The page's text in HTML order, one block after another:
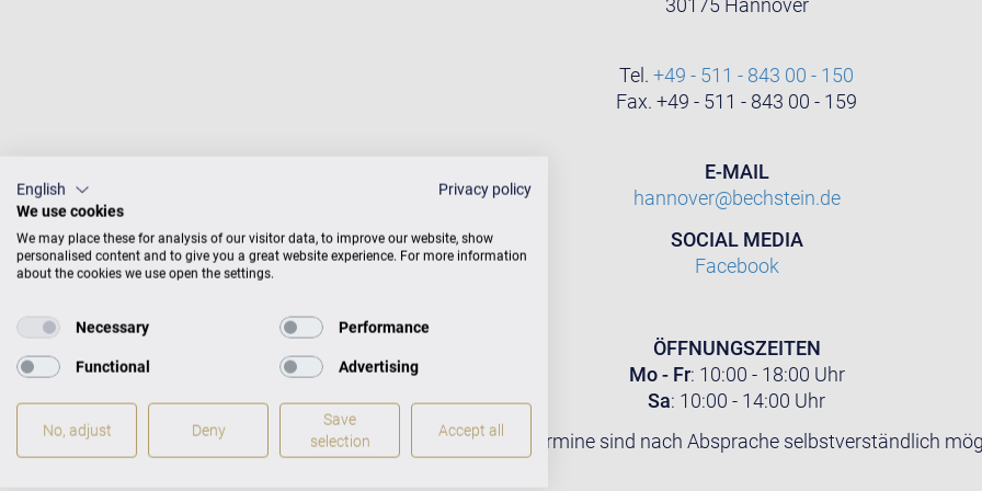
30175 Hannover
Tel. +49 - 511 - 843 00 - 150
Fax. +49 - 511 - 843 00 - 159
E-MAIL
hannover@bechstein.de
SOCIAL MEDIA
Facebook
ÖFFNUNGSZEITEN
Mo - Fr: 10:00 - 18:00 Uhr
Sa: 10:00 - 14:00 Uhr
Weitere Termine sind nach Absprache selbstverständlich
English
Privacy policy
We use cookies
We may place these for analysis of our visitor data, to improve our website, show
personalised content and to give you a great website experience. For more information
about the cookies we use open the settings.
Necessary Performance
Functional Advertising
No, adjust Deny
Save
selection
Accept all